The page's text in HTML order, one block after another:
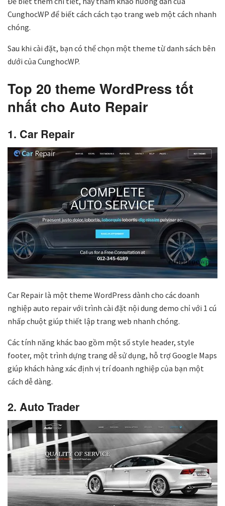
CunghocWP để biết cách cách tạo trang web một cách nhanh
chóng.
Sau khi cài đặt, bạn có thể chọn một theme từ danh sách bên
dưới của CunghocWP.
Top 20 theme WordPress tốt
nhất cho Auto Repair
1. Car Repair
Car Repair là một theme WordPress dành cho các doanh
nghiệp auto repair với trình cài đặt nội dung demo chỉ với 1 cú
nhấp chuột giúp thiết lập trang web nhanh chóng.
Các tính năng khác bao gồm một số style header, style
footer, một trình dựng trang dễ sử dụng, hỗ trợ Google Maps
giúp khách hàng xác định vị trí doanh nghiệp của bạn một
cách dễ dàng.
2. Auto Trader